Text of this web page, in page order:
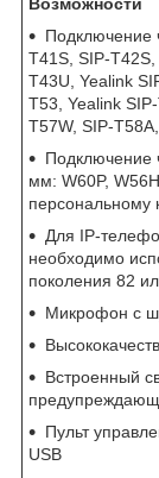
Подключение
T41S, SIP-
T43U, Yealink
T53, Yealink
T57W, SIP-
Подключение
мм: W60P,
персональному
Для IP-
необходимо
поколения 82
Микрофон с
Встроенный
Пульт
USB